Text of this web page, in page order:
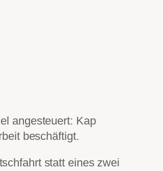
angesteuert: Kap
beschäftigt.
statt eines zwei